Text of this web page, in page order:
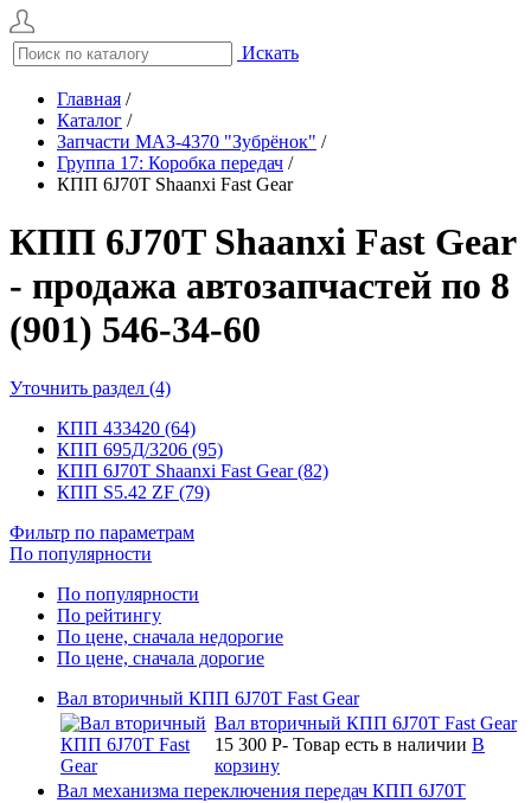
Искать
Главная /
Каталог /
Запчасти МАЗ-4370 "Зубрёнок" /
Группа 17: Коробка передач /
КПП 6J70T Shaanxi Fast Gear
КПП 6J70T Shaanxi Fast Gear
- продажа автозапчастей по 8
(901) 546-34-60
Уточнить раздел (4)
КПП 433420 (64)
КПП 695Д/3206 (95)
КПП 6J70T Shaanxi Fast Gear (82)
КПП S5.42 ZF (79)
Фильтр по параметрам
По популярности
По популярности
По рейтингу
По цене, сначала недорогие
По цене, сначала дорогие
Вал вторичный КПП 6J70T Fast Gear
Вал вторичный КПП 6J70T Fast Gear
15 300 P- Товар есть в наличии В
корзину
Вал механизма переключения передач КПП 6J70T